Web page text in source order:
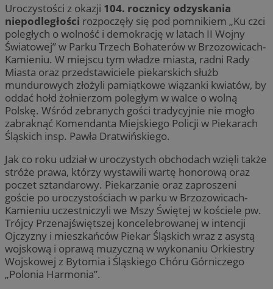
Uroczystości z okazji 104. rocznicy odzyskania
niepodległości rozpoczęły się pod pomnikiem „Ku czci
poległych o wolność i demokrację w latach II Wojny
Światowej” w Parku Trzech Bohaterów w Brzozowicach-
Kamieniu. W miejscu tym władze miasta, radni Rady
Miasta oraz przedstawiciele piekarskich służb
mundurowych złożyli pamiątkowe wiązanki kwiatów, by
oddać hołd żołnierzom poległym w walce o wolną
Polskę. Wśród zebranych gości tradycyjnie nie mogło
zabraknąć Komendanta Miejskiego Policji w Piekarach
Śląskich insp. Pawła Dratwińskiego.
Jak co roku udział w uroczystych obchodach wzięli także
stróże prawa, którzy wystawili wartę honorową oraz
poczet sztandarowy. Piekarzanie oraz zaproszeni
goście po uroczystościach w parku w Brzozowicach-
Kamieniu uczestniczyli we Mszy Świętej w kościele pw.
Trójcy Przenajświętszej koncelebrowanej w intencji
Ojczyzny i mieszkańców Piekar Śląskich wraz z asystą
wojskową i oprawą muzyczną w wykonaniu Orkiestry
Wojskowej z Bytomia i Śląskiego Chóru Górniczego
„Polonia Harmonia”.